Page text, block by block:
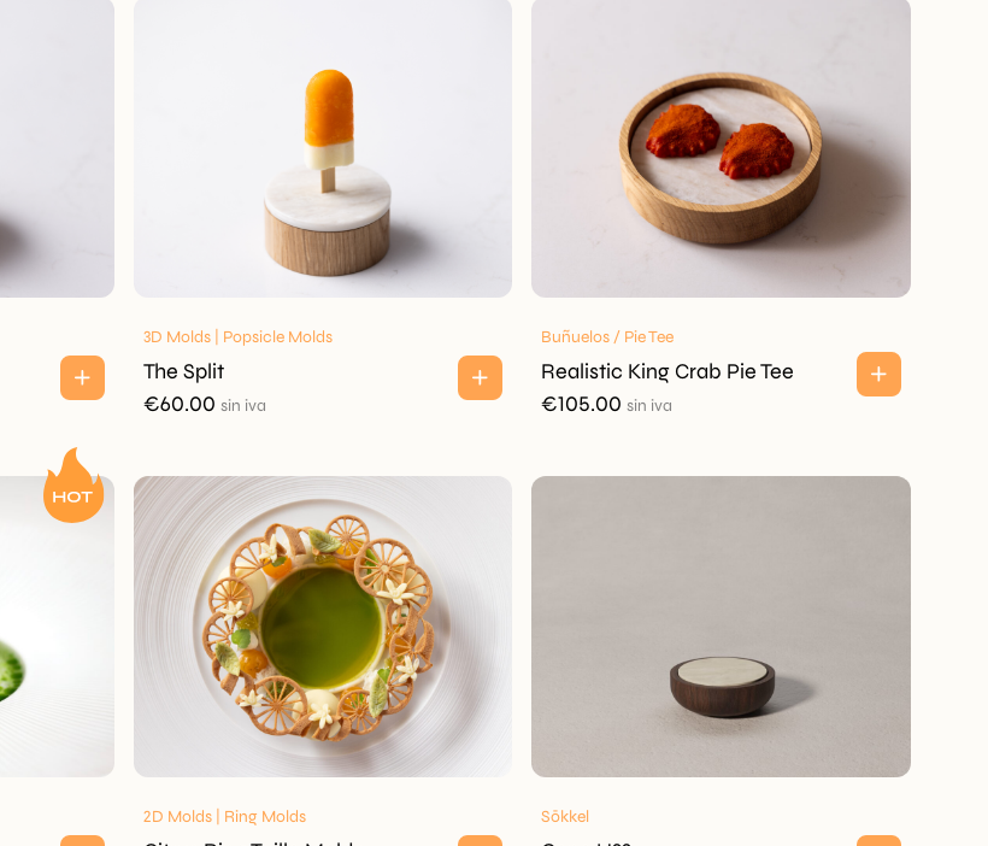
3D Molds | Popsicle Molds
The Split
€60.00 sin iva
Buñuelos / Pie Tee
Realistic King Crab Pie Tee
€105.00 sin iva
2D Molds | Ring Molds Sōkkel